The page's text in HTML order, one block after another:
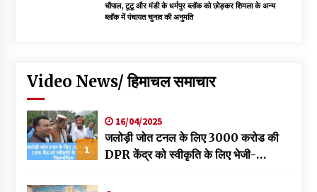
चौपाल, टूटू और मंडी के धर्मपुर ब्लॉक को छोड़कर शिमला के अन्य
ब्लॉक में पंचायत चुनाव की अनुमति
Video News/ हिमाचल समाचार
1
16/04/2025
जलोड़ी जोत टनल के लिए 3000 करोड की
DPR केंद्र को स्वीकृति के लिए भेजी-